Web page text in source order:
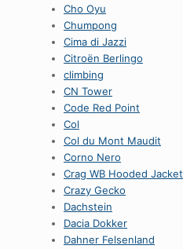
Cho Oyu
Chumpong
Cima di Jazzi
Citroën Berlingo
climbing
CN Tower
Code Red Point
Col
Col du Mont Maudit
Corno Nero
Crag WB Hooded Jacket
Crazy Gecko
Dachstein
Dacia Dokker
Dahner Felsenland